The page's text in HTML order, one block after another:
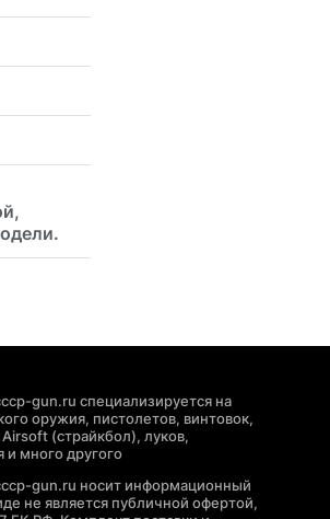
gun.ru специализируется на
оружия, пистолетов, винтовок,
(страйкбол), луков,
и много другого
gun.ru носит информационный
не является публичной офертой,